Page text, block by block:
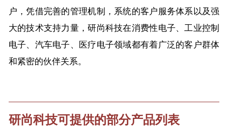
户，凭借完善的管理机制，系统的客户服务体系以及强
大的技术支持力量，研尚科技在消费性电子、工业控制
电子、汽车电子、医疗电子领域都有着广泛的客户群体
和紧密的伙伴关系。
研尚科技可提供的部分产品列表